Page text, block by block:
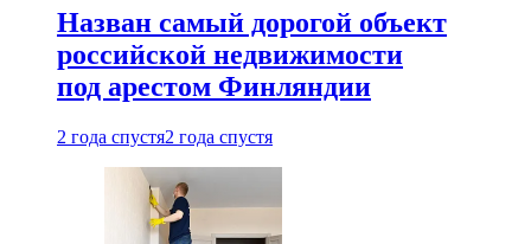
Назван самый дорогой объект
российской недвижимости
под арестом Финляндии
2 года спустя2 года спустя